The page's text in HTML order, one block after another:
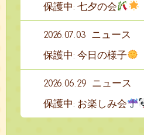
保護中: 七夕の会
2026.07.03
ニュース
保護中: 今日の様子
2026.06.29
ニュース
保護中: お楽しみ会